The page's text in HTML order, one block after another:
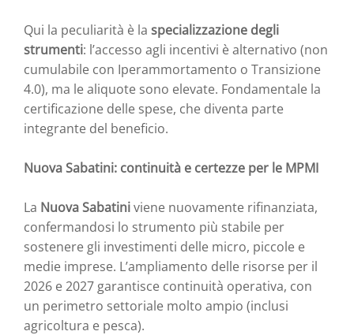
Qui la peculiarità è la specializzazione degli
strumenti: l’accesso agli incentivi è alternativo (non
cumulabile con Iperammortamento o Transizione
4.0), ma le aliquote sono elevate. Fondamentale la
certificazione delle spese, che diventa parte
integrante del beneficio.
Nuova Sabatini: continuità e certezze per le MPMI
La Nuova Sabatiniviene nuovamente rifinanziata,
confermandosi lo strumento più stabile per
sostenere gli investimenti delle micro, piccole e
medie imprese. L’ampliamento delle risorse per il
2026 e 2027 garantisce continuità operativa, con
un perimetro settoriale molto ampio (inclusi
agricoltura e pesca).